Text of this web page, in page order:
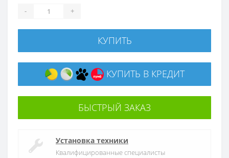
- +
КУПИТЬ
КУПИТЬ В КРЕДИТ
БЫСТРЫЙ ЗАКАЗ
Установка техники
Квалифицированные специалисты